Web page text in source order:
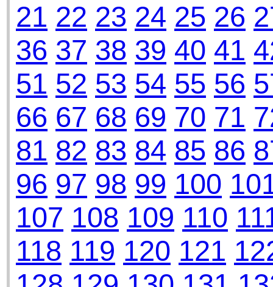
21 22 23 24 25 26
36 37 38 39 40 41
51 52 53 54 55 56
66 67 68 69 70 71
81 82 83 84 85 86
96 97 98 99 100
107 108 109 110
118 119 120 121